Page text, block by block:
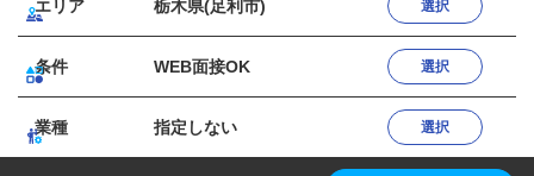
エリア 栃木県(足利市) 選択
条件 WEB面接OK 選択
業種 指定しない 選択